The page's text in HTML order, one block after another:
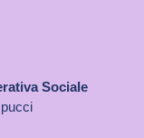
Sociale